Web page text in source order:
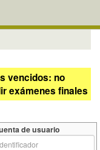
vencidos: no
exámenes finales
de usuario